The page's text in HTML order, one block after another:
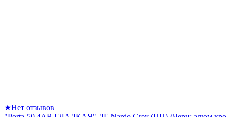
★Нет отзывов